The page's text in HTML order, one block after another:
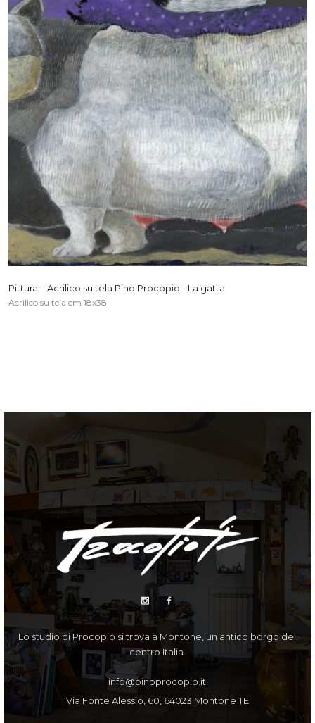
Pittura – Acrilico su tela Pino Procopio - La gatta
Acrilico su tela cm 18x38
Lo studio di Procopio si trova a Montone, un antico borgo del
centro Italia.
info@pinoprocopio.it
Via Fonte Alessio, 60, 64023 Montone TE